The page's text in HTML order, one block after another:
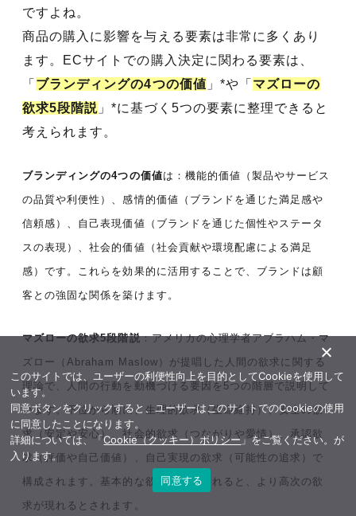
ですよね。
商品の購入に影響を与える要素は非常に多くあり
ます。ECサイトでの購入決定に関わる要素は、
「 ブランディングの4つの価値 」*や「 マズローの
欲求5段階説 」*に基づく5つの要素に整理できると
考えられます。
ブランディングの4つの価値は：機能的価値（製品やサービス
の品質や利便性）、感情的価値（ブランドを通じた満足感や
信頼感）、自己表現価値（ブランドを通じた個性やステータ
スの表現）、社会的価値（社会貢献や環境配慮による満足
感）です。これらを効果的に活用することで、ブランドは顧
客との強固な関係を築けます。
マズローの欲求5段階説：アメリカの心理学者アブラハム・マ
ズロー（Abraham Maslow）が提唱した人間の欲求に関する
理論で、人間の行動を動機づける要因を5つの階層で説明して
います。下位から順に、生理的欲求（生命維持）、安全の欲
求（安定や安心）、社会的欲求（つながりや愛情）、承認欲
求（評価や自己価値）、自己実現の欲求（可能性の追求）で
構成されます。基本的な欲求が満たされると、より高次の欲
求が現れるとされます。
このサイトでは、ユーザーの利便性向上を目的としてCookieを使用して
います。
同意ボタンをクリックすると、ユーザーはこのサイトでのCookieの使用
に同意したことになります。
詳細については、「Cookie（クッキー）ポリシー」をご覧ください。が
入ります。
同意する